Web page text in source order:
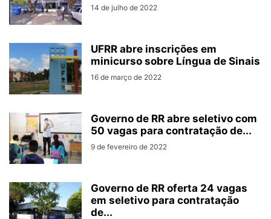
14 de julho de 2022
UFRR abre inscrições em
minicurso sobre Língua de Sinais
16 de março de 2022
Governo de RR abre seletivo com
50 vagas para contratação de...
9 de fevereiro de 2022
Governo de RR oferta 24 vagas
em seletivo para contratação
de...